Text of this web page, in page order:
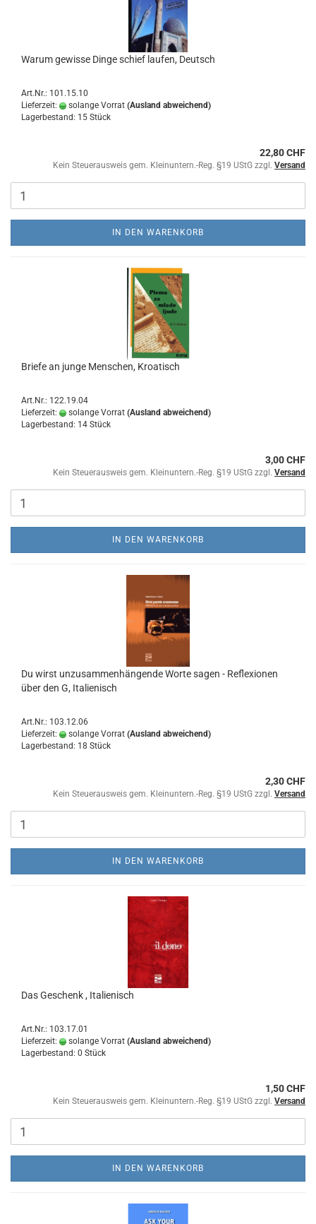
Warum gewisse Dinge schief laufen, Deutsch
Art.Nr.: 101.15.10
Lieferzeit:
solange Vorrat (Ausland abweichend)
Lagerbestand: 15 Stück
22,80 CHF
Kein Steuerausweis gem. Kleinuntern.-Reg. §19 UStG zzgl. Versand
IN DEN WARENKORB
Briefe an junge Menschen, Kroatisch
Art.Nr.: 122.19.04
Lieferzeit:
solange Vorrat (Ausland abweichend)
Lagerbestand: 14 Stück
3,00 CHF
Kein Steuerausweis gem. Kleinuntern.-Reg. §19 UStG zzgl. Versand
IN DEN WARENKORB
Du wirst unzusammenhängende Worte sagen - Reflexionen
über den G, Italienisch
Art.Nr.: 103.12.06
Lieferzeit:
solange Vorrat (Ausland abweichend)
Lagerbestand: 18 Stück
2,30 CHF
Kein Steuerausweis gem. Kleinuntern.-Reg. §19 UStG zzgl. Versand
IN DEN WARENKORB
Das Geschenk , Italienisch
Art.Nr.: 103.17.01
Lieferzeit:
solange Vorrat (Ausland abweichend)
Lagerbestand: 0 Stück
1,50 CHF
Kein Steuerausweis gem. Kleinuntern.-Reg. §19 UStG zzgl. Versand
IN DEN WARENKORB